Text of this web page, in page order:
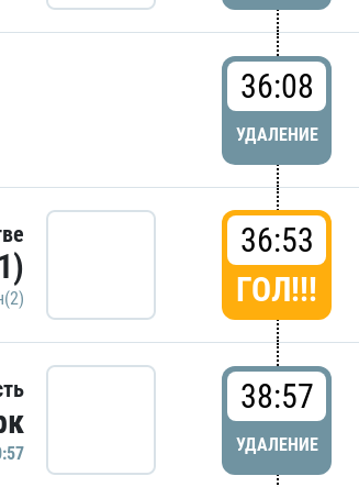
36:08
УДАЛЕНИЕ
36:53
ГОЛ!!!
38:57
УДАЛЕНИЕ